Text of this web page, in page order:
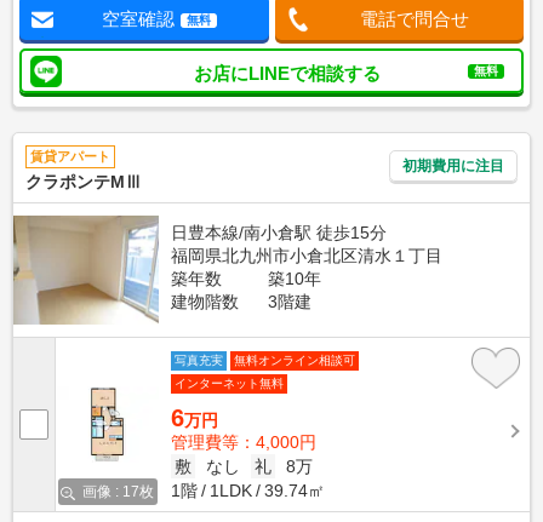
空室確認 無料 電話で問合せ
お店にLINEで相談する 無料
賃貸アパート
クラポンテMⅢ
初期費用に注目
日豊本線/南小倉駅 徒歩15分
福岡県北九州市小倉北区清水１丁目
築年数
築10年
建物階数
3階建
画像 : 17枚
写真充実
無料オンライン相談可
インターネット無料
6万円
管理費等：4,000円
敷
なし 礼
8万
1階
1LDK 39.74㎡